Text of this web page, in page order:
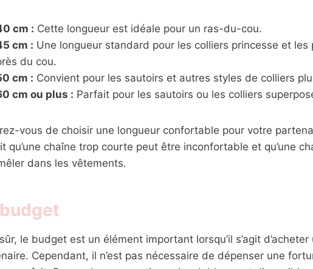
cm : Cette longueur est idéale pour un ras-du-cou.
cm : Une longueur standard pour les colliers princesse et
du cou.
cm : Convient pour les sautoirs et autres styles de colliers
cm ou plus : Parfait pour les sautoirs ou les colliers
vous de choisir une longueur confortable pour votre
qu’une chaîne trop courte peut être inconfortable et qu’une
dans les vêtements.
le budget est un élément important lorsqu’il s’agit
Cependant, il n’est pas nécessaire de dépenser une